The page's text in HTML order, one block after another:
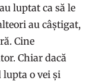
luptat ca să le
au câștigat,
Cine
Chiar dacă
o vei și